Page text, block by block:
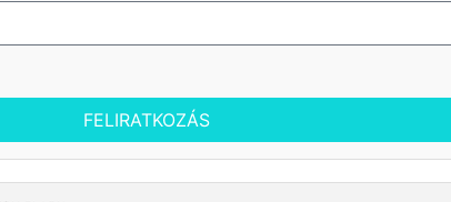
FELIRATKOZÁS